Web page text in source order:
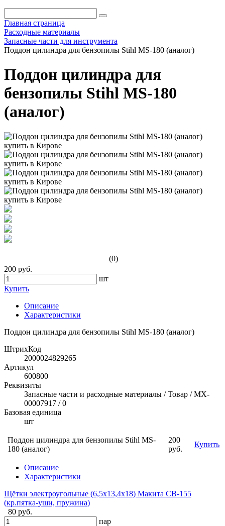
Главная страница
Расходные материалы
Запасные части для инструмента
Поддон цилиндра для бензопилы Stihl MS-180 (аналог)
Поддон цилиндра для
бензопилы Stihl MS-180
(аналог)
(0)
200 руб.
шт
Купить
Описание
Характеристики
Поддон цилиндра для бензопилы Stihl MS-180 (аналог)
ШтрихКод
2000024829265
Артикул
600800
Реквизиты
Запасные части и расходные материалы / Товар / MX-
00007917 / 0
Базовая единица
шт
Поддон цилиндра для бензопилы Stihl MS-
180 (аналог)
200
руб.
Купить
Описание
Характеристики
Щётки электроугольные (6,5х13,4х18) Макита CB-155
(кр.пятка-уши, пружина)
80 руб.
пар